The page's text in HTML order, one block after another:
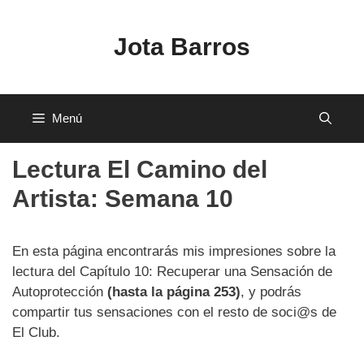
Jota Barros
Menú
Lectura El Camino del
Artista: Semana 10
En esta página encontrarás mis impresiones sobre la
lectura del Capítulo 10: Recuperar una Sensación de
Autoprotección (hasta la página 253), y podrás
compartir tus sensaciones con el resto de soci@s de
El Club.